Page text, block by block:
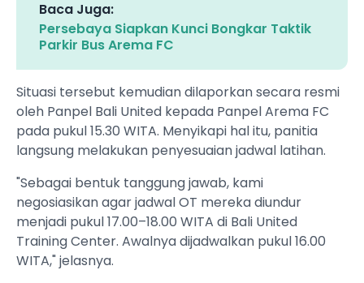
Baca Juga:
Persebaya Siapkan Kunci Bongkar Taktik
Parkir Bus Arema FC
Situasi tersebut kemudian dilaporkan secara resmi
oleh Panpel Bali United kepada Panpel Arema FC
pada pukul 15.30 WITA. Menyikapi hal itu, panitia
langsung melakukan penyesuaian jadwal latihan.
"Sebagai bentuk tanggung jawab, kami
negosiasikan agar jadwal OT mereka diundur
menjadi pukul 17.00–18.00 WITA di Bali United
Training Center. Awalnya dijadwalkan pukul 16.00
WITA," jelasnya.